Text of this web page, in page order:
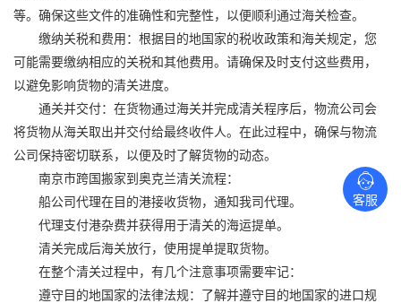
等。确保这些文件的准确性和完整性，以便顺利通过海关检查。
缴纳关税和费用：根据目的地国家的税收政策和海关规定，您
可能需要缴纳相应的关税和其他费用。请确保及时支付这些费用，
以避免影响货物的清关进度。
通关并交付：在货物通过海关并完成清关程序后，物流公司会
将货物从海关取出并交付给最终收件人。在此过程中，确保与物流
公司保持密切联系，以便及时了解货物的动态。
南京市跨国搬家到奥克兰清关流程：
船公司代理在目的港接收货物，通知我司代理。
代理支付港杂费并获得用于清关的海运提单。
清关完成后海关放行，使用提单提取货物。
在整个清关过程中，有几个注意事项需要牢记：
遵守目的地国家的法律法规：了解并遵守目的地国家的进口规
客服